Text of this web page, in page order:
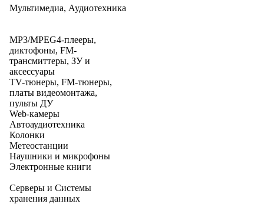
Мультимедиа, Аудиотехника
MP3/MPEG4-плееры,
диктофоны, FM-
трансмиттеры, ЗУ и
аксессуары
TV-тюнеры, FM-тюнеры,
платы видеомонтажа,
пульты ДУ
Web-камеры
Автоаудиотехника
Колонки
Метеостанции
Наушники и микрофоны
Электронные книги
Серверы и Системы
хранения данных